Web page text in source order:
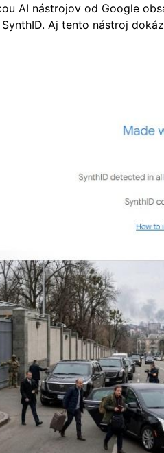
AI nástrojov od Google
Aj tento nástroj